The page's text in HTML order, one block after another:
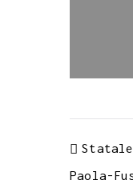
Paola-